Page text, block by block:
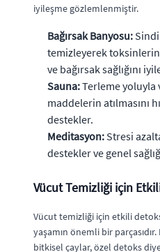
iyileşme gözlemlenmiştir.
Bağırsak Banyosu:
temizleyerek toksinlerin
ve bağırsak sağlığını
Sauna:Terleme yoluyla
maddelerin atılmasını
destekler.
Meditasyon: Stresi
destekler ve genel
Vücut Temizliği için
Vücut temizliği için etkili
yaşamın önemli bir
bitkisel çaylar, özel detoks